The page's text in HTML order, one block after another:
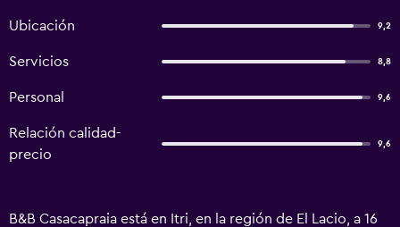
Ubicación 9,2
Servicios 8,8
Personal 9,6
Relación calidad-
precio
9,6
B&B Casacapraia está en Itri, en la región de El Lacio, a 16